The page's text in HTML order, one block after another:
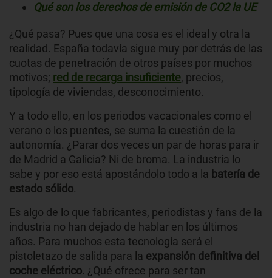
Qué son los derechos de emisión de CO2 la UE
¿Qué pasa? Pues que una cosa es el ideal y otra la
realidad. España todavía sigue muy por detrás de las
cuotas de penetración de otros países por muchos
motivos; red de recarga insuficiente, precios,
tipología de viviendas, desconocimiento.
Y a todo ello, en los periodos vacacionales como el
verano o los puentes, se suma la cuestión de la
autonomía. ¿Parar dos veces un par de horas para ir
de Madrid a Galicia? Ni de broma. La industria lo
sabe y por eso está apostándolo todo a la batería de
estado sólido.
Es algo de lo que fabricantes, periodistas y fans de la
industria no han dejado de hablar en los últimos
años. Para muchos esta tecnología será el
pistoletazo de salida para la expansión definitiva del
coche eléctrico. ¿Qué ofrece para ser tan